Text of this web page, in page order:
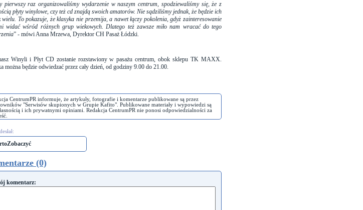
pierwszy raz organizowaliśmy wydarzenie w naszym centrum, spodziewaliśmy się, że z
płyty winylowe, czy też cd znajdą swoich amatorów. Nie sądziliśmy jednak, że będzie ich
wielu. To pokazuje, że klasyka nie przemija, a nawet łączy pokolenia, gdyż zainteresowanie
widać wśród różnych grup wiekowych. Dlatego też zawsze miło nam wracać do tego
” - mówiAnna Mrzewa, Dyrektor CH Pasaż Łódzki.
Winyli i Płyt CD zostanie rozstawiony w pasażu centrum, obok sklepu TK MAXX.
można będzie odwiedzać przez cały dzień, od godziny 9.00 do 21.00.
CentrumPR informuje, że artykuły, fotografie i komentarze publikowane są przez
"Serwisów skupionych w Grupie Kafito". Publikowane materiały i wypowiedzi są
i ich prywatnymi opiniami. Redakcja CentrumPR nie ponosi odpowiedzialności za
(0)
komentarz: